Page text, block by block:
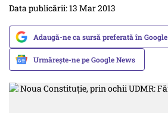
Data publicării: 13 Mar 2013
Adaugă-ne ca sursă preferată în Google
Urmărește-ne pe Google News